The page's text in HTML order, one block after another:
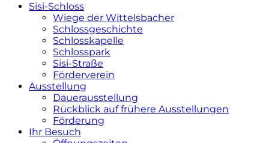
Sisi-Schloss
Wiege der Wittelsbacher
Schlossgeschichte
Schlosskapelle
Schlosspark
Sisi-Straße
Förderverein
Ausstellung
Dauerausstellung
Rückblick auf frühere Ausstellungen
Förderung
Ihr Besuch